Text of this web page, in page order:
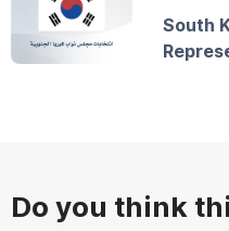
South
Do you think